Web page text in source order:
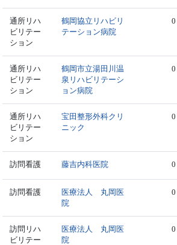
通所リハ
ビリテー
ション
鶴岡協立リハビリ
テーション病院
0
通所リハ
ビリテー
ション
鶴岡市立湯田川温
泉リハビリテーシ
ョン病院
0
通所リハ
ビリテー
ション
宝田整形外科クリ
ニック
0
訪問看護 藤吉内科医院 0
訪問看護
医療法人 丸岡医
院
0
訪問リハ
ビリテー
医療法人 丸岡医
院
0